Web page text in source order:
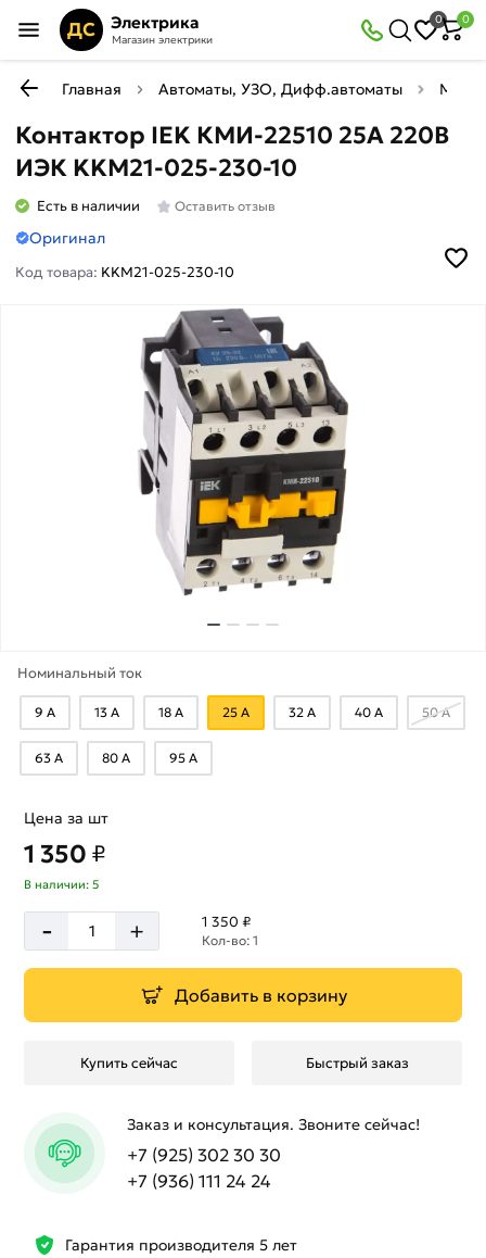
ДС Электрика
Магазин электрики
0 0
Главная Автоматы, УЗО, Дифф.автоматы
Контактор IEK КМИ-22510 25А 220В
ИЭК KKM21-025-230-10
Есть в наличии Оставить отзыв
Оригинал
Код товара: KKM21-025-230-10
Номинальный ток
9 А 13 А 18 А 25 А 32 А 40 А 50 А
63 А 80 А 95 А
Гарантия производителя 5 лет
Цена за шт
1 350 ₽
В наличии: 5
- + 1 350 ₽
Кол-во: 1
Добавить в корзину
Купить сейчас Быстрый заказ
Заказ и консультация. Звоните сейчас!
+7 (925) 302 30 30
+7 (936) 111 24 24